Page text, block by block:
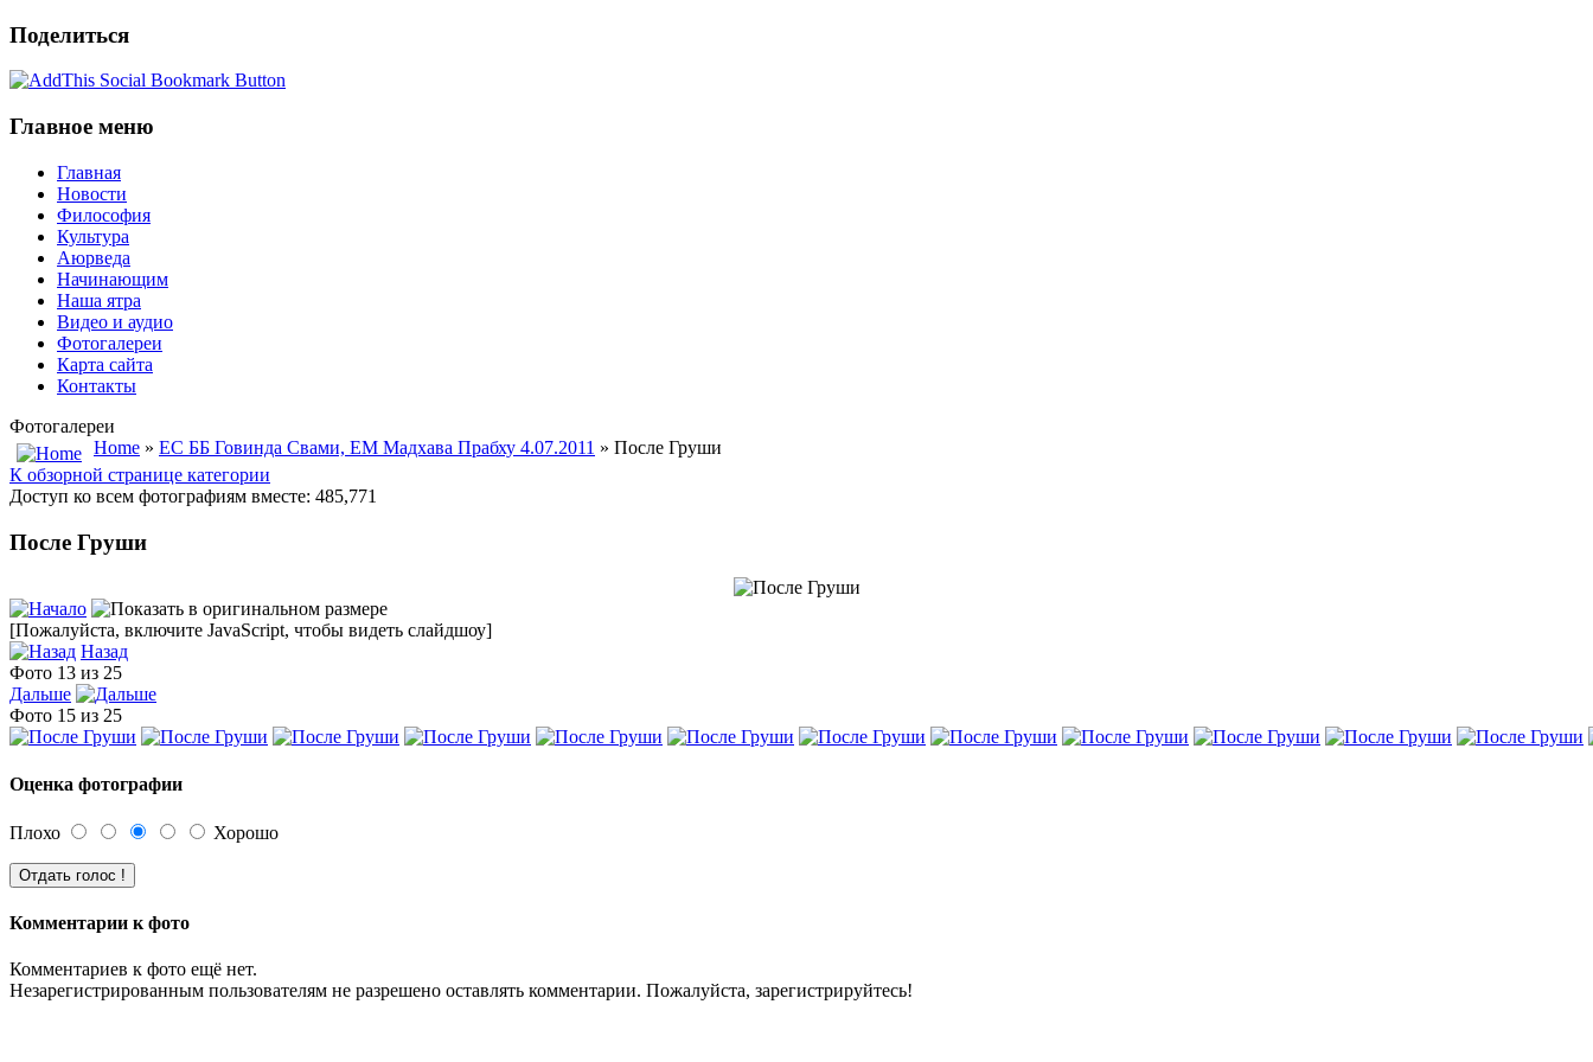
Поделиться
Главное меню
Главная
Новости
Философия
Культура
Аюрведа
Начинающим
Наша ятра
Видео и аудио
Фотогалереи
Карта сайта
Контакты
Фотогалереи
Home » ЕС ББ Говинда Свами, ЕМ Мадхава Прабху 4.07.2011 » После Груши
К обзорной странице категории
Доступ ко всем фотографиям вместе: 485,771
После Груши
[Пожалуйста, включите JavaScript, чтобы видеть слайдшоу]
Назад
Фото 13 из 25
Дальше
Фото 15 из 25
Оценка фотографии
Плохо Хорошо
Комментарии к фото
Комментариев к фото ещё нет.
Незарегистрированным пользователям не разрешено оставлять комментарии. Пожалуйста, зарегистрируйтесь!